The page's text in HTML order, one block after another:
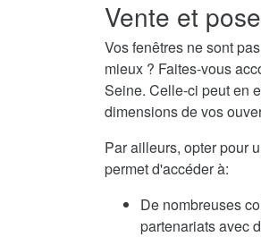
Vente et
Vos fenêtres ne sont
mieux ? Faites-vous
Seine. Celle-ci peut en
dimensions de vos
Par ailleurs, opter pour
permet d'accéder à:
De nombreuses
partenariats avec